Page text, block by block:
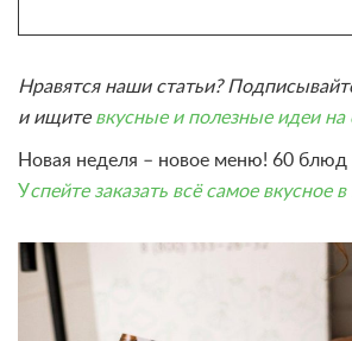
Нравятся наши статьи?
и ищите вкусные и полезные идеи
Новая неделя – новое меню! 60 блюд
Успейте заказать всё самое